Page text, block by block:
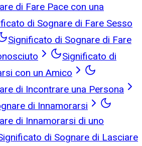
di Fare Pace con una
di Sognare di Fare Sesso
Significato di Sognare di Fare
Significato di
con un Amico
di Incontrare una Persona
di Innamorarsi
di Innamorarsi di uno
di Sognare di Lasciare